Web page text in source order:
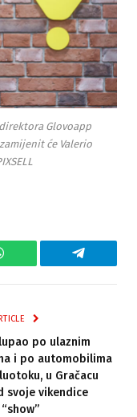
Glovoapp
će Valerio
Telegram
po ulaznim
i po automobilima
u Gračacu
svoje vikendice